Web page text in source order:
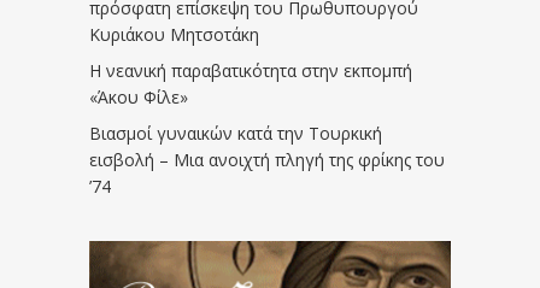
πρόσφατη επίσκεψη του Πρωθυπουργού
Κυριάκου Μητσοτάκη
Η νεανική παραβατικότητα στην εκπομπή
«Άκου Φίλε»
Βιασμοί γυναικών κατά την Τουρκική
εισβολή – Μια ανοιχτή πληγή της φρίκης του
’74